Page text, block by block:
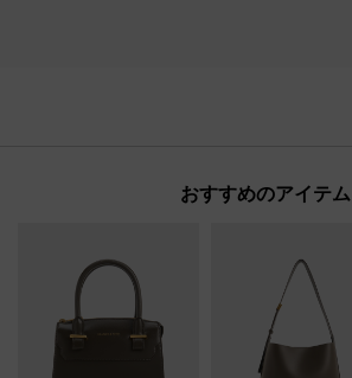
おすすめのアイテム